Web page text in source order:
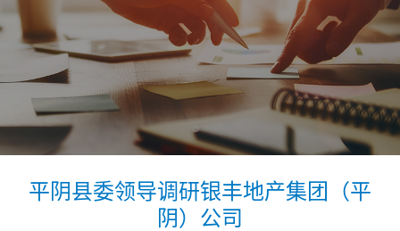
平阴县委领导调研银丰地产集团（平
阴）公司